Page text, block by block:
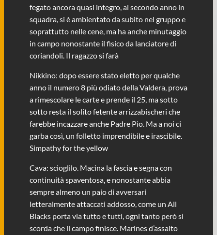
fegato ancora quasi integro, al secondo anno in
squadra, si è ambientato da subito nel gruppo e
soprattutto nelle cene, ma ha anche minutaggio
in campo nonostante il fisico da lanciatore di
coriandoli. Il ragazzo si farà
Nikkino: dopo essere stato eletto per qualche
anno il numero 8 più odiato della Valdera, prova
a rimescolare le carte e prende il 25, ma sotto
sotto resta il solito fetente arrizzabischeri che
farebbe incazzare anche Padre Pio. Ma a noi ci
garba così, un folletto imprendibile e irascibile.
Simpathy for the yellow
Cava: scioglilo. Macina la fascia e segna con
continuità spaventosa, e nonostante abbia
sempre almeno un paio di avversari
letteralmente attaccati addosso, come un All
Blacks porta via tutto e tutti, ogni tanto però si
scorda che il campo finisce. Marines d’assalto